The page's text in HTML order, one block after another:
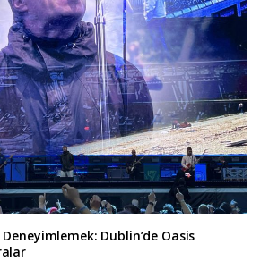
Deneyimlemek: Dublin’de Oasis